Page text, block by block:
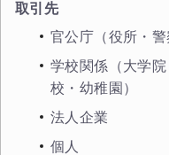
取引先
官公庁（役所・警
学校関係（大学
校・幼稚園）
法人企業
個人